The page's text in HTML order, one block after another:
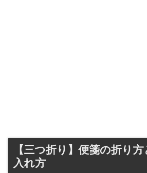
【三つ折り】便箋の折り
入れ方